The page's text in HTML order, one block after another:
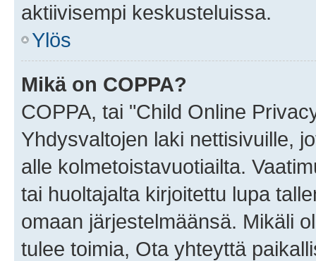
aktiivisempi keskusteluissa.
Ylös
Mikä on COPPA?
COPPA, tai "Child Online
Yhdysvaltojen laki nettisivuille,
alle kolmetoistavuotiailta.
tai huoltajalta kirjoitettu lupa
omaan järjestelmäänsä. Mikäli
tulee toimia, Ota yhteyttä